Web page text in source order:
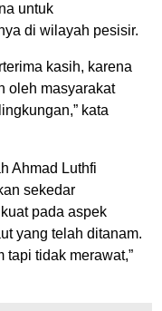
untuk
di wilayah pesisir.
kasih, karena
oleh masyarakat
kata
Ahmad Luthfi
sekedar
pada aspek
yang telah ditanam.
tapi tidak merawat,”